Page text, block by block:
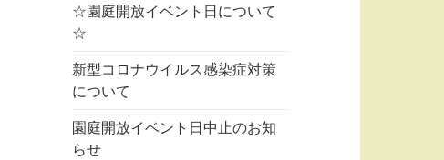
☆園庭開放イベント日について
☆
新型コロナウイルス感染症対策
について
園庭開放イベント日中止のお知
らせ